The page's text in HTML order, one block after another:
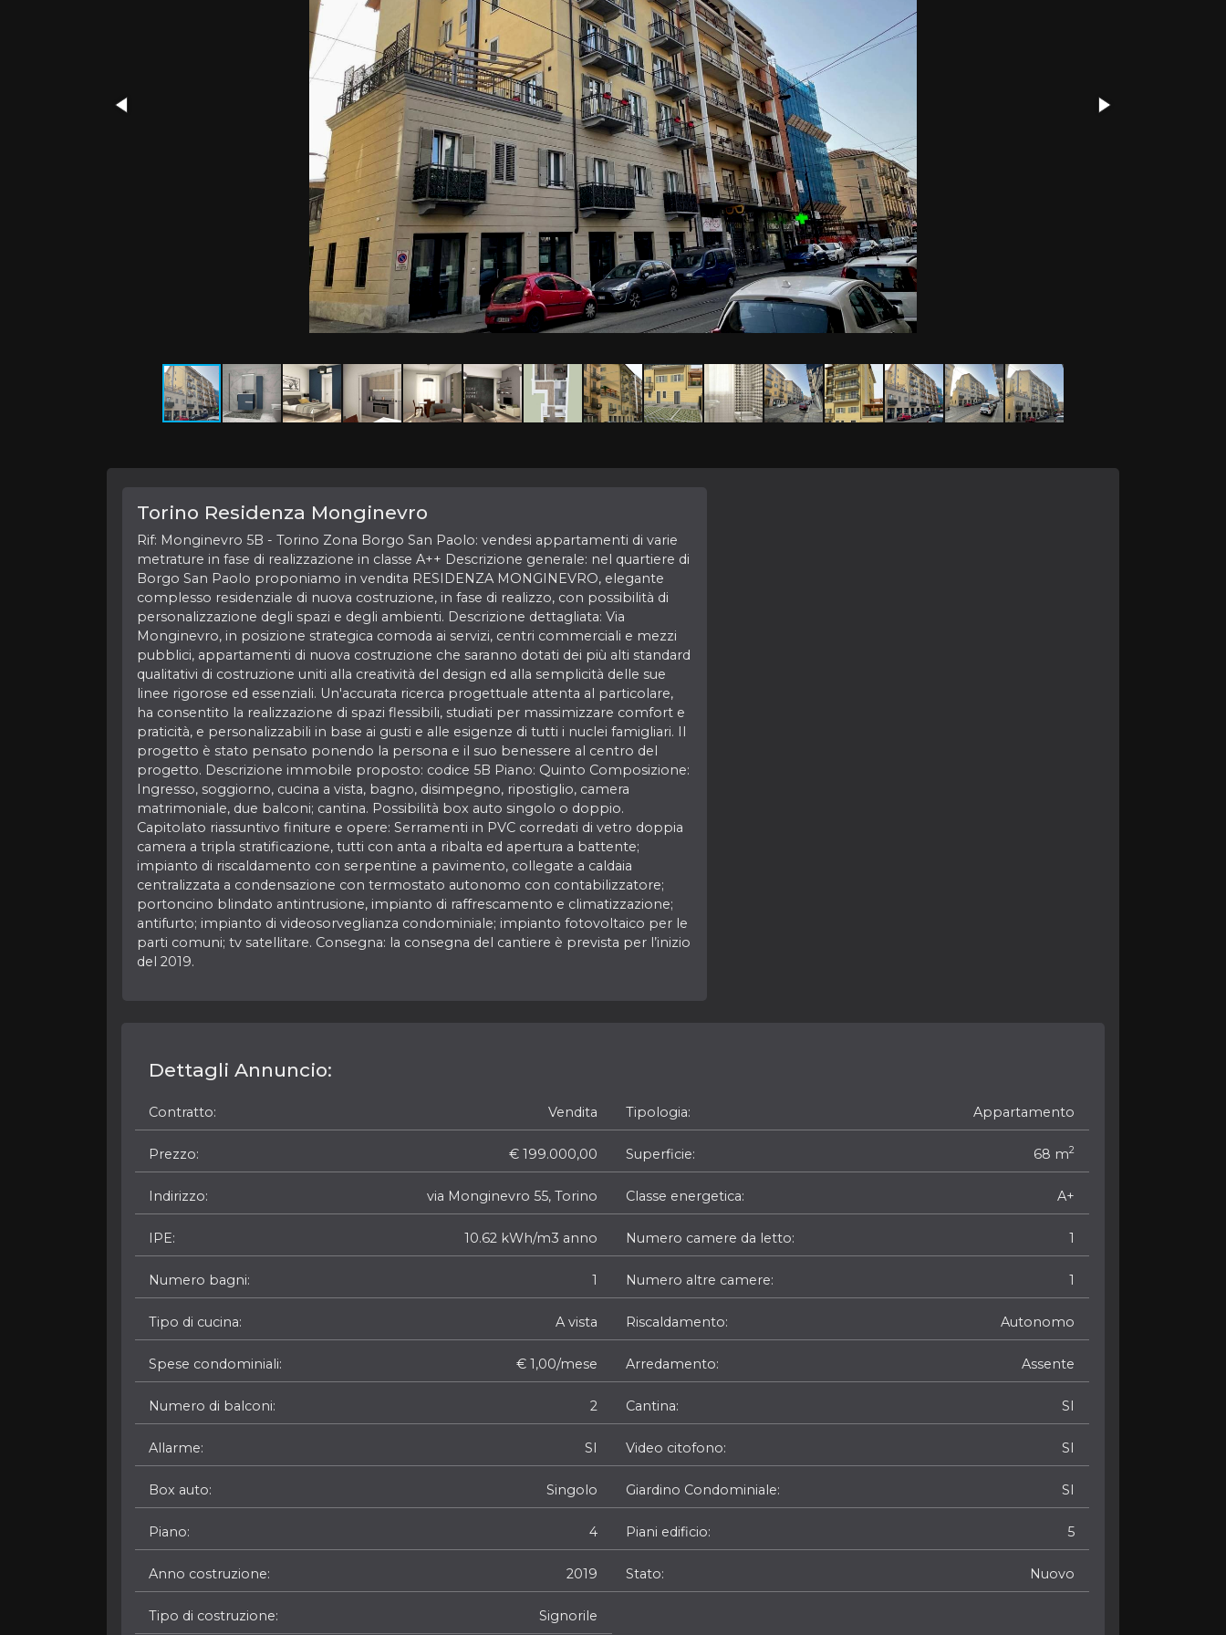
Torino Residenza Monginevro
Rif: Monginevro 5B - Torino Zona Borgo San Paolo: vendesi appartamenti di varie
metrature in fase di realizzazione in classe A++ Descrizione generale: nel quartiere di
Borgo San Paolo proponiamo in vendita RESIDENZA MONGINEVRO, elegante
complesso residenziale di nuova costruzione, in fase di realizzo, con possibilità di
personalizzazione degli spazi e degli ambienti. Descrizione dettagliata: Via
Monginevro, in posizione strategica comoda ai servizi, centri commerciali e mezzi
pubblici, appartamenti di nuova costruzione che saranno dotati dei più alti standard
qualitativi di costruzione uniti alla creatività del design ed alla semplicità delle sue
linee rigorose ed essenziali. Un'accurata ricerca progettuale attenta al particolare,
ha consentito la realizzazione di spazi flessibili, studiati per massimizzare comfort e
praticità, e personalizzabili in base ai gusti e alle esigenze di tutti i nuclei famigliari. Il
progetto è stato pensato ponendo la persona e il suo benessere al centro del
progetto. Descrizione immobile proposto: codice 5B Piano: Quinto Composizione:
Ingresso, soggiorno, cucina a vista, bagno, disimpegno, ripostiglio, camera
matrimoniale, due balconi; cantina. Possibilità box auto singolo o doppio.
Capitolato riassuntivo finiture e opere: Serramenti in PVC corredati di vetro doppia
camera a tripla stratificazione, tutti con anta a ribalta ed apertura a battente;
impianto di riscaldamento con serpentine a pavimento, collegate a caldaia
centralizzata a condensazione con termostato autonomo con contabilizzatore;
portoncino blindato antintrusione, impianto di raffrescamento e climatizzazione;
antifurto; impianto di videosorveglianza condominiale; impianto fotovoltaico per le
parti comuni; tv satellitare. Consegna: la consegna del cantiere è prevista per l’inizio
del 2019.
Dettagli Annuncio:
Contratto Vendita Tipologia Appartamento
Prezzo € 199.000,00 Superficie 68 m2
Indirizzo via Monginevro 55, Torino Classe energetica A+
IPE 10.62 kWh/m3 anno Numero camere da letto 1
Numero bagni 1 Numero altre camere 1
Tipo di cucina A vista Riscaldamento Autonomo
Spese condominiali € 1,00/mese Arredamento Assente
Numero di balconi 2 Cantina SI
Allarme SI Video citofono SI
Box auto Singolo Giardino Condominiale SI
Piano 4 Piani edificio 5
Anno costruzione 2019 Stato Nuovo
Tipo di costruzione Signorile